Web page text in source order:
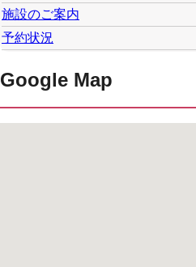
施設のご案内
予約状況
Google Map